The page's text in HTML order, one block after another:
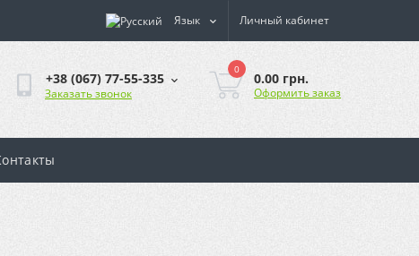
Язык Личный кабинет
+38 (067) 77-55-335
Заказать звонок
0
0.00 грн.
Оформить заказ